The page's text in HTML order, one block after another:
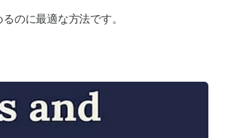
のに最適な方法です。